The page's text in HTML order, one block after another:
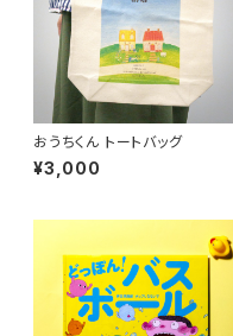
おうちくん トートバッグ
¥3,000